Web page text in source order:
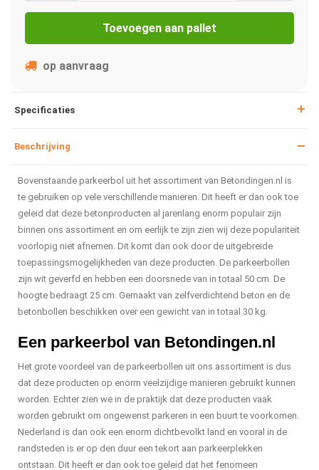
Toevoegen aan pallet
op aanvraag
Specificaties
Beschrijving
Bovenstaande parkeerbol uit het assortiment van Betondingen.nl is
te gebruiken op vele verschillende manieren. Dit heeft er dan ook toe
geleid dat deze betonproducten al jarenlang enorm populair zijn
binnen ons assortiment en om eerlijk te zijn zien wij deze populariteit
voorlopig niet afnemen. Dit komt dan ook door de uitgebreide
toepassingsmogelijkheden van deze producten. De parkeerbollen
zijn wit geverfd en hebben een doorsnede van in totaal 50 cm. De
hoogte bedraagt 25 cm. Gemaakt van zelfverdichtend beton en de
betonbollen beschikken over een gewicht van in totaal 30 kg.
Een parkeerbol van Betondingen.nl
Het grote voordeel van de parkeerbollen uit ons assortiment is dus
dat deze producten op enorm veelzijdige manieren gebruikt kunnen
worden. Echter zien we in de praktijk dat deze producten vaak
worden gebruikt om ongewenst parkeren in een buurt te voorkomen.
Nederland is dan ook een enorm dichtbevolkt land en vooral in de
randsteden is er op den duur een tekort aan parkeerplekken
ontstaan. Dit heeft er dan ook toe geleid dat het fenomeen